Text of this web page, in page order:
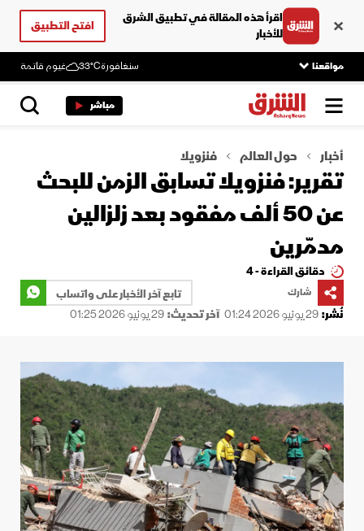
اقرأ هذه المقالة في تطبيق الشرق
للأخبار
افتح التطبيق
مواقعنا سنغافورة33°C غيوم قاتمة
مباشر
أخبار حول العالم فنزويلا
تقرير: فنزويلا تسابق الزمن للبحث
عن 50 ألف مفقود بعد زلزالين
مدمّرين
دقائق القراءة - 4
شارك
تابع آخر الأخبار على واتساب
نُشر:29 يونيو 2026 01:24 آخر تحديث:29 يونيو 2026 01:25